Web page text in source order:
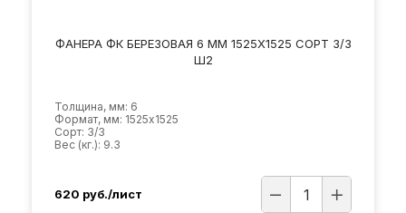
ФАНЕРА ФК БЕРЕЗОВАЯ 6 ММ 1525Х1525 СОРТ 3/3
Ш2
Толщина, мм: 6
Формат, мм: 1525х1525
Сорт: 3/3
Вес (кг.): 9.3
620 руб./лист